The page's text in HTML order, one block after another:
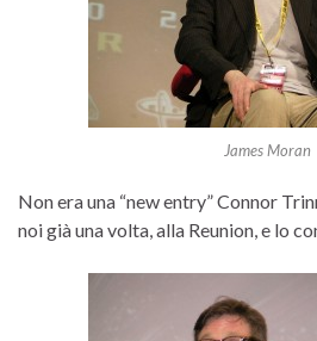
James Moran
Non era una “new entry” Connor
noi già una volta, alla Reunion, e lo